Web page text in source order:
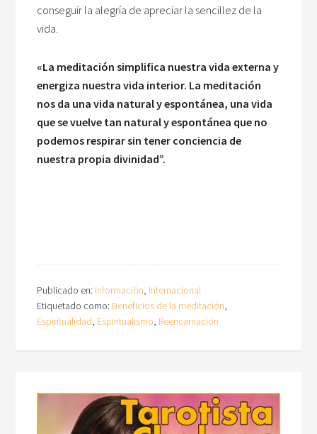
conseguir la alegría de apreciar la sencillez de la
vida.
«La meditación simplifica nuestra vida externa y
energiza nuestra vida interior. La meditación
nos da una vida natural y espontánea, una vida
que se vuelve tan natural y espontánea que no
podemos respirar sin tener conciencia de
nuestra propia divinidad”.
Publicado en: Información, Internacional
Etiquetado como: Beneficios de la meditación,
Espiritualidad, Espiritualismo, Reencarnación